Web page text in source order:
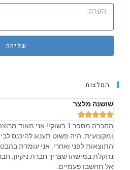
שליחה
המלצות
שושנה מלצר





החברה מספר 1 בשוק!! אני
ומקצועית. היה פשוט תענוג להיכנס
התוצאות לפני ואחרי. אני עומדת
נתקלת במישהו שצריך חברת ניקיון.
אל תחשבו פעמיים.